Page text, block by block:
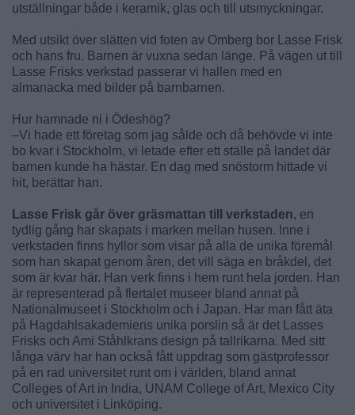
utställningar både i keramik, glas och till utsmyckningar.
Med utsikt över slätten vid foten av Omberg bor Lasse Frisk
och hans fru. Barnen är vuxna sedan länge. På vägen ut till
Lasse Frisks verkstad passerar vi hallen med en
almanacka med bilder på barnbarnen.
Hur hamnade ni i Ödeshög?
–Vi hade ett företag som jag sålde och då behövde vi inte
bo kvar i Stockholm, vi letade efter ett ställe på landet där
barnen kunde ha hästar. En dag med snöstorm hittade vi
hit, berättar han.
Lasse Frisk går över gräsmattan till verkstaden, en
tydlig gång har skapats i marken mellan husen. Inne i
verkstaden finns hyllor som visar på alla de unika föremål
som han skapat genom åren, det vill säga en bråkdel, det
som är kvar här. Han verk finns i hem runt hela jorden. Han
är representerad på flertalet museer bland annat på
Nationalmuseet i Stockholm och i Japan. Har man fått äta
på Hagdahlsakademiens unika porslin så är det Lasses
Frisks och Ami Ståhlkrans design på tallrikarna. Med sitt
långa värv har han också fått uppdrag som gästprofessor
på en rad universitet runt om i världen, bland annat
Colleges of Art in India, UNAM College of Art, Mexico City
och universitet i Linköping.